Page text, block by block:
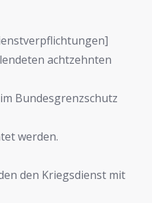
achtzehnten
Bundesgrenzschutz
werden.
den Kriegsdienst mit